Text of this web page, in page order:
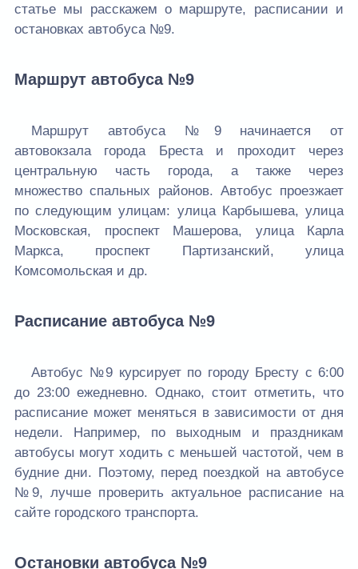
статье мы расскажем о маршруте, расписании и
остановках автобуса №9.
Маршрут автобуса №9
Маршрут автобуса №9 начинается от
автовокзала города Бреста и проходит через
центральную часть города, а также через
множество спальных районов. Автобус проезжает
по следующим улицам: улица Карбышева, улица
Московская, проспект Машерова, улица Карла
Маркса, проспект Партизанский, улица
Комсомольская и др.
Расписание автобуса №9
Автобус №9 курсирует по городу Бресту с 6:00
до 23:00 ежедневно. Однако, стоит отметить, что
расписание может меняться в зависимости от дня
недели. Например, по выходным и праздникам
автобусы могут ходить с меньшей частотой, чем в
будние дни. Поэтому, перед поездкой на автобусе
№9, лучше проверить актуальное расписание на
сайте городского транспорта.
Остановки автобуса №9